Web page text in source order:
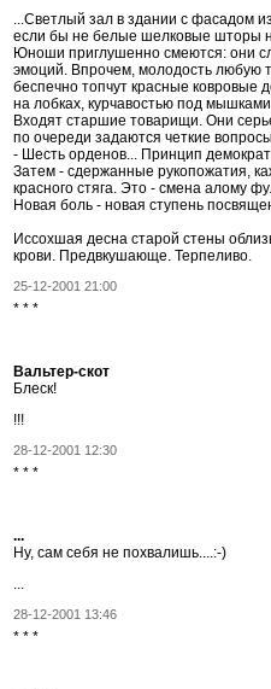
...Светлый зал в здании с фасадом
если бы не белые шелковые шторы
Юноши приглушенно смеются: они
эмоций. Впрочем, молодость любую
беспечно топчут красные
на лобках, курчавостью под
Входят старшие товарищи. Они
по очереди задаются четкие
- Шесть орденов... Принцип
Затем - сдержанные рукопожатия,
красного стяга. Это - смена алому
Новая боль - новая ступень
Иссохшая десна старой стены
крови. Предвкушающе. Терпеливо.
25-12-2001 21:00
* * *
Вальтер-скот
Блеск!
!!!
28-12-2001 12:30
* * *
...
Ну, сам себя не похвалишь....:-)
...
28-12-2001 13:46
* * *